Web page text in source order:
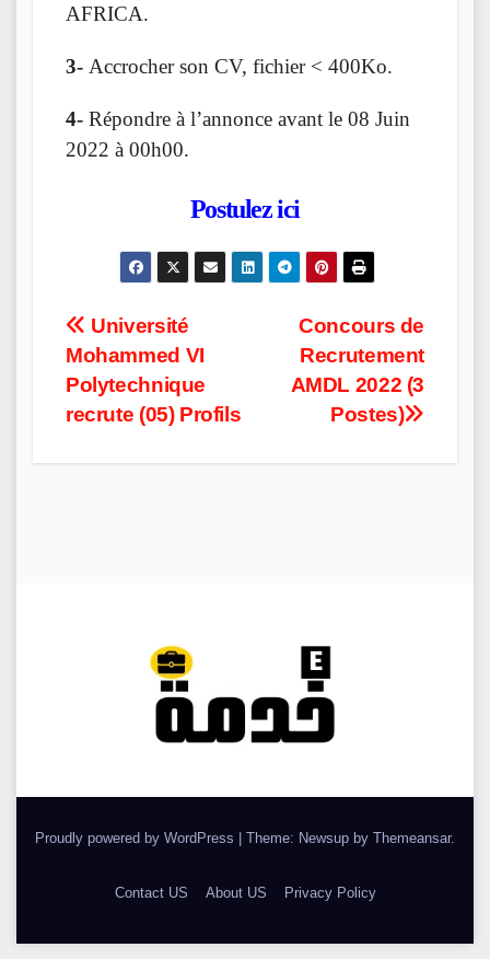
AFRICA.
3- Accrocher son CV, fichier < 400Ko.
4- Répondre à l’annonce avant le 08 Juin
2022 à 00h00.
Postulez ici
Post
navigation
Concours de
Recrutement
AMDL 2022 (3
Postes)
Université
Mohammed VI
Polytechnique
recrute (05) Profils
Proudly powered by WordPress Theme: Newsup by Themeansar.
Contact US About US Privacy Policy